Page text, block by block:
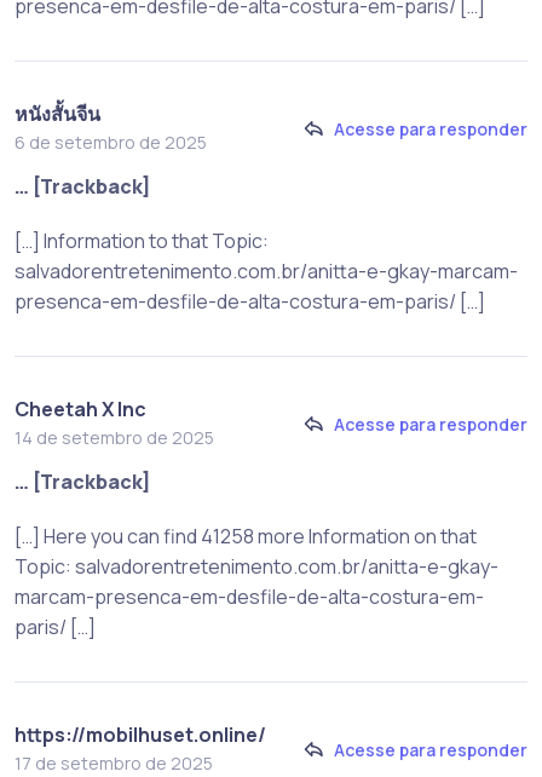
presenca-em-desfile-de-alta-costura-em-paris/ […]
หนังสั้นจีน
6 de setembro de 2025
Acesse para responder
… [Trackback]
[…] Information to that Topic:
salvadorentretenimento.com.br/anitta-e-gkay-marcam-
presenca-em-desfile-de-alta-costura-em-paris/ […]
Cheetah X Inc
14 de setembro de 2025
Acesse para responder
… [Trackback]
[…] Here you can find 41258 more Information on that
Topic: salvadorentretenimento.com.br/anitta-e-gkay-
marcam-presenca-em-desfile-de-alta-costura-em-
paris/ […]
https://mobilhuset.online/
17 de setembro de 2025
Acesse para responder